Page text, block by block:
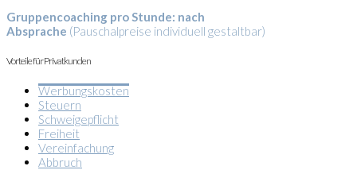
Gruppencoaching pro Stunde: nach
Absprache (Pauschalpreise individuell gestaltbar)
Vorteile für Privatkunden
Werbungskosten
Steuern
Schweigepflicht
Freiheit
Vereinfachung
Abbruch